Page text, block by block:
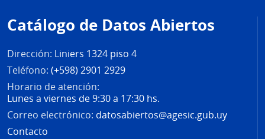
de
página
Catálogo de Datos Abiertos
Dirección: Liniers 1324 piso 4
Teléfono: (+598) 2901 2929
Horario de atención:
Lunes a viernes de 9:30 a 17:30 hs.
Correo electrónico: datosabiertos@agesic.gub.uy
Contacto